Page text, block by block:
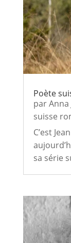
Poète
parAnna
suisse
C’est
sa série